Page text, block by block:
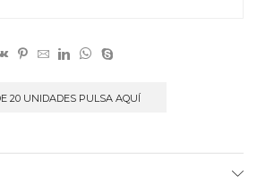
20 UNIDADES PULSA AQUÍ